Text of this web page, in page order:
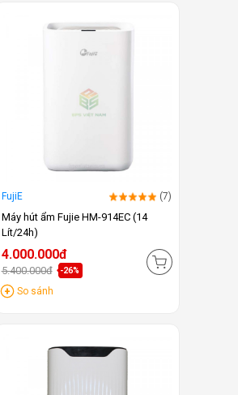
FujiE (7)
Máy hút ẩm Fujie HM-914EC (14
Lít/24h)
4.000.000đ
5.400.000đ -26%
So sánh